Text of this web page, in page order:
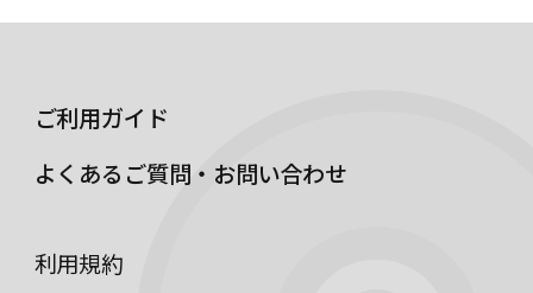
ご利用ガイド
よくあるご質問・お問い合わせ
利用規約